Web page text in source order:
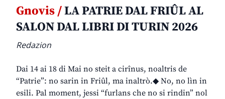
Gnovis /LA PATRIE DAL FRIÛL AL
SALON DAL LIBRI DI TURIN 2026
Redazion
Dai 14 ai 18 di Mai no steit a cirînus, noaltris de
“Patrie”: no sarin in Friûl, ma inaltrò.◆ No, no lìn in
esili. Pal moment, jessi “furlans che no si rindin” nol